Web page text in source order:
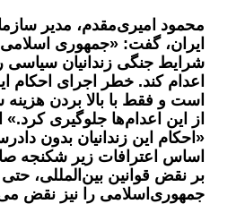
محمود امیری‌مقدم، مدیر
ایران، گفت: «جمهوری اسلامی
شرایط جنگی زندانیان سیاسی
اعدام کند. خطر اجرای احکام
است و فقط با بالا بردن
از این اعدام‌ها جلوگیری
«احکام این زندانیان بدون
اساس اعترافات زیر شکنجه
بر نقض قوانین بین‌المللی، حتی
جمهوری‌اسلامی را نیز نقض